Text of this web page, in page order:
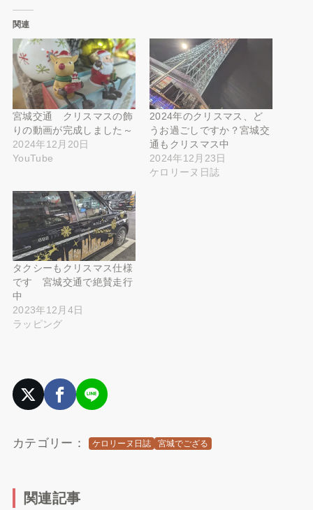
関連
宮城交通 クリスマスの飾
りの動画が完成しました～
2024年12月20日
YouTube
2024年のクリスマス、ど
うお過ごしですか？宮城交
通もクリスマス中
2024年12月23日
ケロリーヌ日誌
タクシーもクリスマス仕様
です 宮城交通で絶賛走行
中
2023年12月4日
ラッピング
カテゴリー： ケロリーヌ日誌 宮城でござる
関連記事